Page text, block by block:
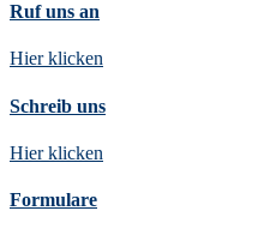
Ruf uns an
Hier klicken
Schreib uns
Hier klicken
Formulare